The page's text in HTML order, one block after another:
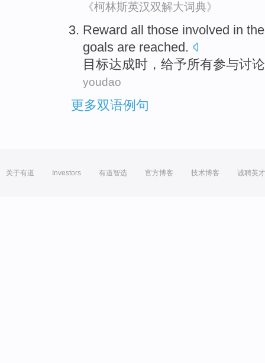
《柯林斯英汉双解大词典》
Reward all those involved in the
goals are reached.
目标达成时 ，给予所有参与讨论
youdao
更多双语例句
关于有道 Investors 有道智选 官方博客 技术博客 诚聘英才